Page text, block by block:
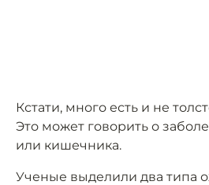
Кстати, много есть и не
Это может говорить о
или кишечника.
Ученые выделили два типа